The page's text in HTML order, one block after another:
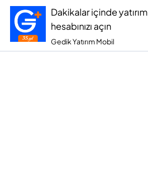
Dakikalar içinde yatırım
hesabınızı açın
Gedik Yatırım Mobil